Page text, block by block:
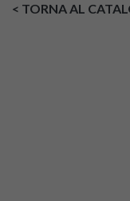
< TORNA AL